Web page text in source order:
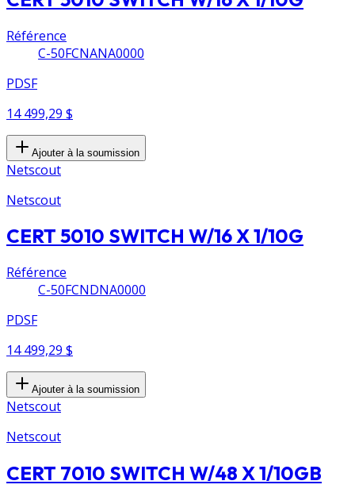
Référence
C-50FCNANA0000
PDSF
14 499,29 $
Ajouter à la soumission
Netscout
Netscout
CERT 5010 SWITCH W/16 X 1/10G
Référence
C-50FCNDNA0000
PDSF
14 499,29 $
Ajouter à la soumission
Netscout
Netscout
CERT 7010 SWITCH W/48 X 1/10GB